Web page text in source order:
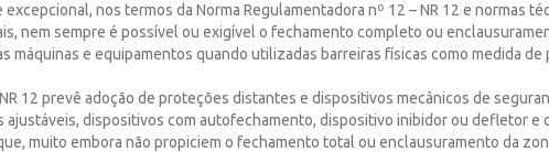
excepcional, nos termos da Norma Regulamentadora nº 12 – NR 12 e normas
nem sempre é possível ou exigível o fechamento completo ou
máquinas e equipamentos quando utilizadas barreiras físicas como medida de
12 prevê adoção de proteções distantes e dispositivos mecânicos de
ajustáveis, dispositivos com autofechamento, dispositivo inibidor ou defletor e
muito embora não propiciem o fechamento total ou enclausuramento da